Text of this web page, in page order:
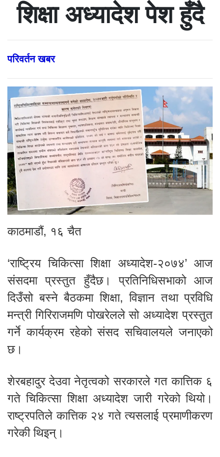
शिक्षा अध्यादेश पेश हुँदै
परिवर्तन खबर
काठमाडौं, १६ चैत
‘राष्ट्रिय चिकित्सा शिक्षा अध्यादेश-२०७४’ आज
संसदमा प्रस्तुत हुँदैछ। प्रतिनिधिसभाको आज
दिउँसो बस्ने बैठकमा शिक्षा, विज्ञान तथा प्रविधि
मन्त्री गिरिराजमणि पोखरेलले सो अध्यादेश प्रस्तुत
गर्ने कार्यक्रम रहेको संसद सचिवालयले जनाएको
छ।
शेरबहादुर देउवा नेतृत्वको सरकारले गत कात्तिक ६
गते चिकित्सा शिक्षा अध्यादेश जारी गरेको थियो।
राष्ट्रपतिले कात्तिक २४ गते त्यसलाई प्रमाणीकरण
गरेकी थिइन्।